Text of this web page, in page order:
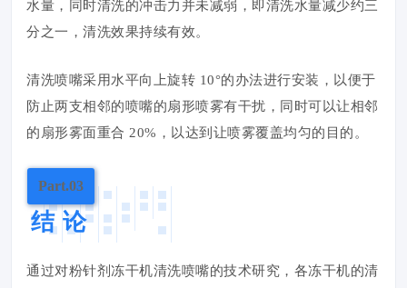
水量，同时清洗的冲击力并未减弱，即清洗水量减少约三
分之一，清洗效果持续有效。
清洗喷嘴采用水平向上旋转 10°的办法进行安装，以便于
防止两支相邻的喷嘴的扇形喷雾有干扰，同时可以让相邻
的扇形雾面重合 20%，以达到让喷雾覆盖均匀的目的。
Part.03
结 论
通过对粉针剂冻干机清洗喷嘴的技术研究，各冻干机的清